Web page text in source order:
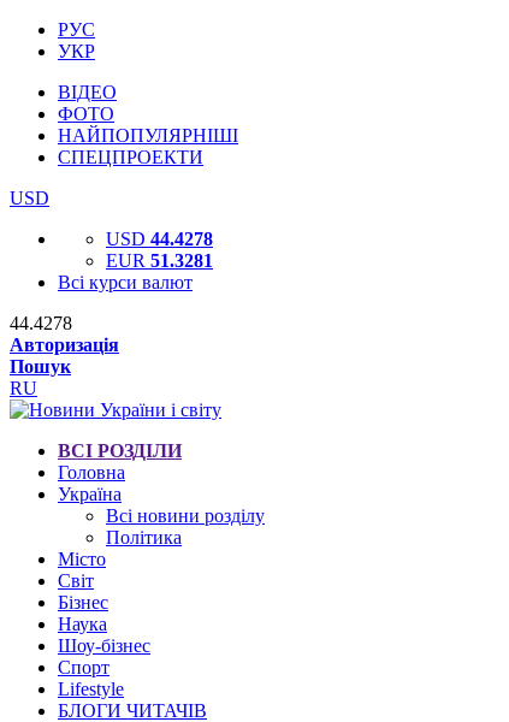
РУС
УКР
ВІДЕО
ФОТО
НАЙПОПУЛЯРНІШІ
СПЕЦПРОЕКТИ
USD
USD 44.4278
EUR 51.3281
Всі курси валют
44.4278
Авторизація
Пошук
RU
ВСІ РОЗДІЛИ
Головна
Україна
Всі новини розділу
Політика
Місто
Світ
Бізнес
Наука
Шоу-бізнес
Спорт
Lifestyle
БЛОГИ ЧИТАЧІВ